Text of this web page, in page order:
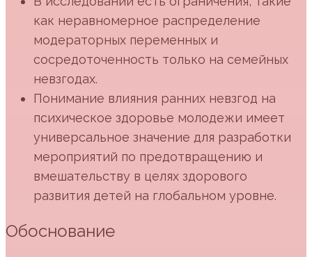
как неравномерное распределение
модераторных переменных и
сосредоточенность только на семейных
невзгодах.
Понимание влияния ранних невзгод на
психическое здоровье молодежи имеет
универсальное значение для разработки
мероприятий по предотвращению и
вмешательству в целях здорового
развития детей на глобальном уровне.
Обоснование